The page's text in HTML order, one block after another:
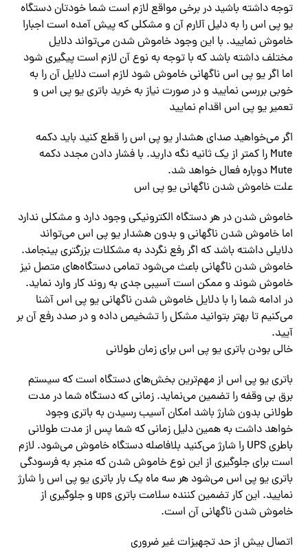
توجه داشته باشید در برخی مواقع لازم است شما خودتان دستگاه
یو پی اس را به دلیل آلارم آن و مشکلی که پیش آمده است اجبارا
خاموش نمایید. با این وجود خاموش شدن‌ می‌تواند دلایل
مختلف داشته باشد که با توجه به نوع آن لازم است پیگیری شود
اما اگر یو پی اس ناگهانی خاموش شود لازم است دلایل آن را به
خوبی بررسی نمایید و در صورت نیاز به خرید باتری یو پی اس و
تعمیر یو پی اس اقدام نمایید
اگر‌ می‌خواهید صدای هشدار یو پی اس را قطع کنید باید دکمه
Mute را کمتر از یک ثانیه نگه دارید. با فشار دادن مجدد دکمه
Mute دوباره فعال خواهد شد.
علت خاموش شدن ناگهانی یو پی اس
خاموش شدن در هر دستگاه الکترونیکی وجود دارد و مشکلی ندارد
اما خاموش شدن ناگهانی و بدون هشدار یو پی اس‌ می‌تواند
دلایلی داشته باشد که اگر رفع نگردد به مشکلات بزرگتری بینجامد.
خاموش شدن ناگهانی باعث‌ می‌شود تمامی دستگاه‌های متصل نیز
خاموش شوند و ممکن است آسیبی جدی به روند کار وارد نماید.‌‌
در ادامه شما را با دلایل خاموش شدن ناگهانی یو پی اس آشنا‌
می‌کنیم تا بهتر بتوانید مشکل را تشخیص داده و در صدد رفع آن بر
آیید.
خالی بودن باتری یو پی اس برای زمان طولانی
باتری یو پی اس از مهم‌‌ترین بخش‌های دستگاه است که سیستم
برق بی وقفه را تضمین‌ می‌نماید. زمانی که دستگاه شما در مدت
طولانی بدون شارژ باشد امکان آسیب رسیدن به باتری وجود
خواهد داشت به همین دلیل زمانی که شما پس از مدت طولانی
باطری UPS را شارژ‌ می‌کنید بلافاصله دستگاه خاموش‌ می‌شود. لازم
است برای جلوگیری از این نوع خاموش شدن که منجر به فرسودگی
باتری یو پی اس‌ می‌شود‌‌ هر سه ماه یک بار باتری یو پی اس را شارژ
نمایید. این کار تضمین کننده سلامت باتری ups و جلوگیری از
خاموش شدن ناگهانی آن است.
اتصال بیش از حد تجهیزات غیر ضروری